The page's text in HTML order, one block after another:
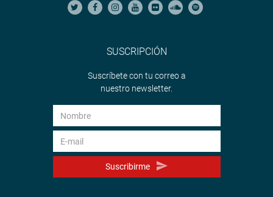
SUSCRIPCIÓN
Suscríbete con tu correo a
nuestro newsletter.
Suscribirme